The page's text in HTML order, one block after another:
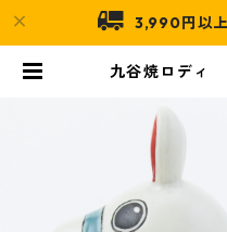
3,990円以
九谷焼ロディ